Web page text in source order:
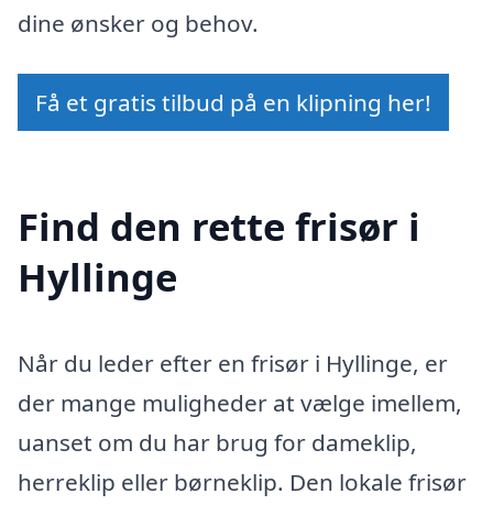
dine ønsker og behov.
Få et gratis tilbud på en klipning her!
Find den rette frisør i
Hyllinge
Når du leder efter en frisør i Hyllinge, er
der mange muligheder at vælge imellem,
uanset om du har brug for dameklip,
herreklip eller børneklip. Den lokale frisør